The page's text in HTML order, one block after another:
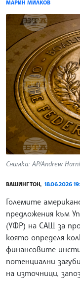
МАРИН МИЛКОВ
Снимка: AP/Andrew
ВАШИНГТОН, 18.06.2026
Големите
предложения към
(УФР) на САЩ за
която определя
финансовите
потенциални
на източници,